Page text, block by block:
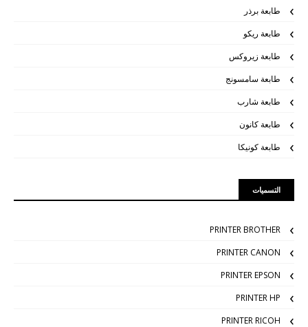
طابعة برذر
طابعة ريكو
طابعة زيروكس
طابعة سامسونج
طابعة شارب
طابعة كانون
طابعة كونيكا
التسميات
PRINTER BROTHER
PRINTER CANON
PRINTER EPSON
PRINTER HP
PRINTER RICOH